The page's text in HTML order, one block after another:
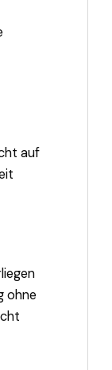
auf
ohne